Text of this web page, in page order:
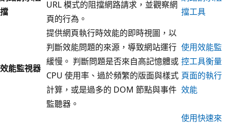
擋
URL 模式的阻擋網路請求，並觀察網
頁的行為。
擋工具
效能監視器
提供網頁執行時效能的即時視圖，以
判斷效能問題的來源，導致網站運行
緩慢。 判斷問題是否來自高記憶體或
CPU 使用率、過於頻繁的版面與樣式
計算，或是過多的 DOM 節點與事件
監聽器。
使用效能監
控工具衡量
頁面的執行
效能
使用快速來